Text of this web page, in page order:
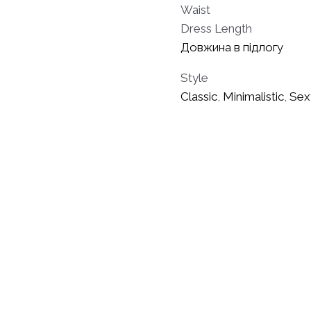
Waist
Dress Length
Довжина в підлогу
Style
Classic Minimalistic